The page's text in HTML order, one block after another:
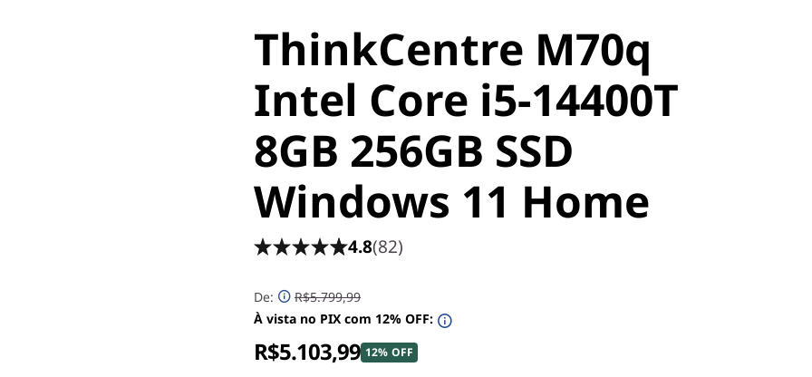
ThinkCentre M70q
Intel Core i5-14400T
8GB 256GB SSD
Windows 11 Home
4.8(82)
De:
R$5.799,99
À vista no PIX com 12% OFF:
R$5.103,99 12% OFF